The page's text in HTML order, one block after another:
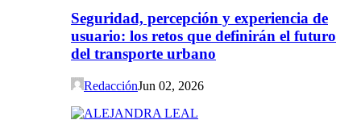
Seguridad, percepción y experiencia de
usuario: los retos que definirán el futuro
del transporte urbano
RedacciónJun 02, 2026